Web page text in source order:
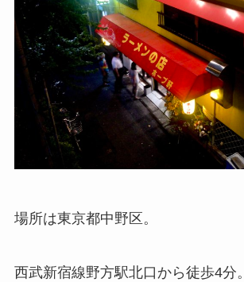
場所は東京都中野区。
西武新宿線野方駅北口から徒歩4分。